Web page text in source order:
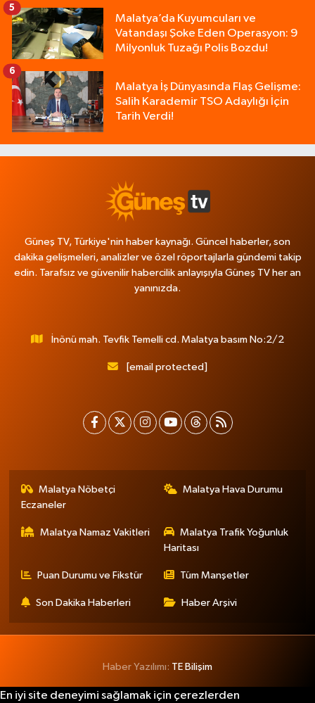
Malatya’da Kuyumcuları ve
Vatandaşı Şoke Eden Operasyon: 9
Milyonluk Tuzağı Polis Bozdu!
5
Malatya İş Dünyasında Flaş Gelişme:
Salih Karademir TSO Adaylığı İçin
Tarih Verdi!
6
Güneş TV, Türkiye'nin haber kaynağı. Güncel haberler, son
dakika gelişmeleri, analizler ve özel röportajlarla gündemi takip
edin. Tarafsız ve güvenilir habercilik anlayışıyla Güneş TV her an
yanınızda.
İnönü mah. Tevfik Temelli cd. Malatya basım No:2/2
[email protected]
Malatya Nöbetçi
Eczaneler
Malatya Hava Durumu
Malatya Namaz Vakitleri
Malatya Trafik Yoğunluk
Haritası
Puan Durumu ve Fikstür Tüm Manşetler
Son Dakika Haberleri Haber Arşivi
Haber Yazılımı: TE Bilişim
En iyi site deneyimi sağlamak için çerezlerden